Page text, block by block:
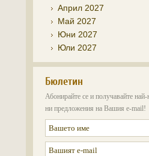
Април 2027
Май 2027
Юни 2027
Юли 2027
Бюлетин
Абонирайте се и получавайте най-
ни предложения на Вашия e-mail!